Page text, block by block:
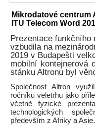
Mikrodatové centrum
ITU Telecom Word
Prezentace funkčního
vzbudila na
2019 v Budapešti
mobilní kontejnerová
stánku Altronu byl
Společnost Altron
ročníku veletrhu jako
včetně fyzické
technologických
především z Afriky a Asie.